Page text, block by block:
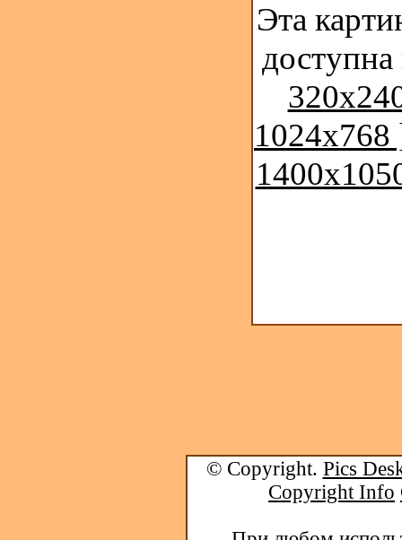
Эта
1024x768
© Copyright. Pics
Copyright Info